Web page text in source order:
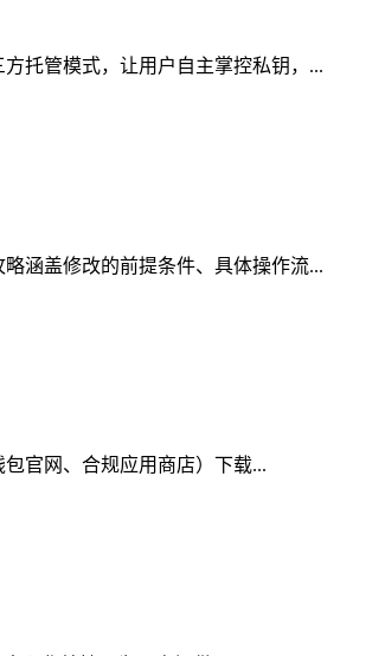
托管模式，让用户自主掌控私钥，...
涵盖修改的前提条件、具体操作流...
官网、合规应用商店）下载...